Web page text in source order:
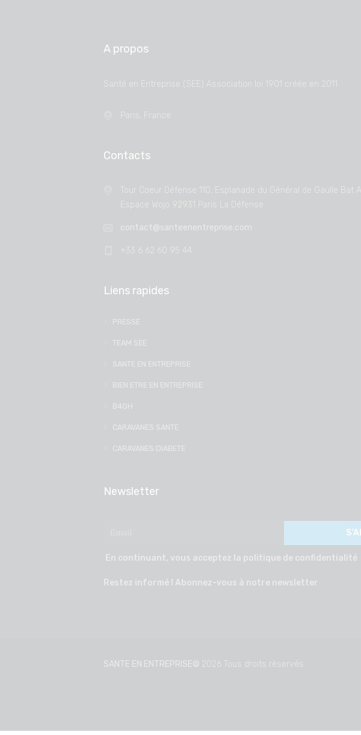
A propos
Santé en Entreprise (SEE) Association loi 1901 créée en 2011
Paris, France
Contacts
Tour Coeur Défense 110, Esplanade du Général de Gaulle Bat A
Espace Wojo 92931 Paris La Défense
contact@santeenentreprise.com
+33 6 62 60 95 44
Liens rapides
PRESSE
TEAM SEE
SANTE EN ENTREPRISE
BIEN ETRE EN ENTREPRISE
B4GH
CARAVANES SANTE
CARAVANES DIABETE
Newsletter
En continuant, vous acceptez la politique de confidentialité
Restez informé ! Abonnez-vous à notre newsletter
SANTE EN ENTREPRISE© 2026 Tous droits réservés.